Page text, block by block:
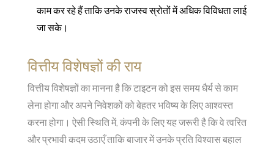
काम कर रहे हैं ताकि उनके राजस्व स्रोतों में अधिक विविधता लाई
जा सके।
वित्तीय विशेषज्ञों की राय
वित्तीय विशेषज्ञों का मानना है कि टाइटन को इस समय धैर्य से काम
लेना होगा और अपने निवेशकों को बेहतर भविष्य के लिए आश्वस्त
करना होगा। ऐसी स्थिति में, कंपनी के लिए यह जरूरी है कि वे त्वरित
और प्रभावी कदम उठाएँ ताकि बाजार में उनके प्रति विश्वास बहाल